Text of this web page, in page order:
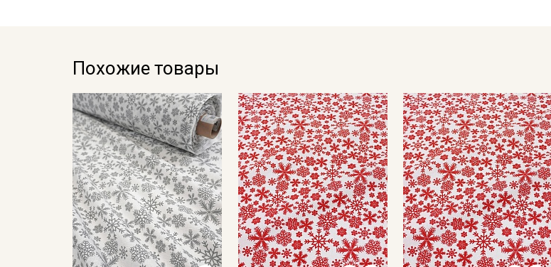
Похожие товары
Секретная
Купава
Мы публикуем здесь
промокоды и скидки до 30%
категории тканей